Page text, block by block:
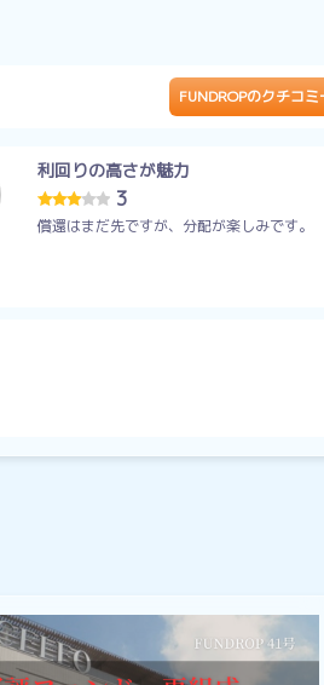
FUNDROPのクチコミ
利回りの高さが魅力
3
償還はまだ先ですが、分配が楽しみです。